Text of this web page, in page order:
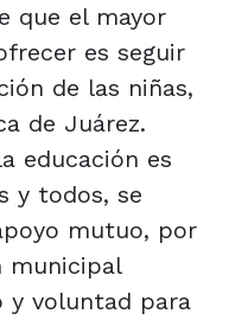
que el mayor
es seguir
de las niñas,
de Juárez.
educación es
y todos, se
mutuo, por
municipal
y voluntad para